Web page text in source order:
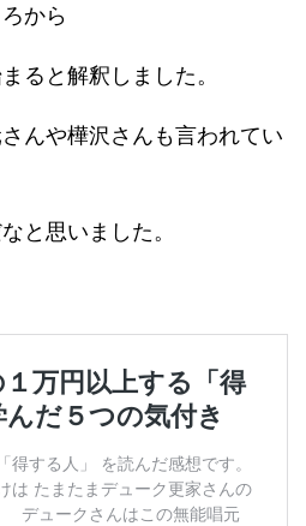
から
ると解釈しました。
んや樺沢さんも言われてい
と思いました。